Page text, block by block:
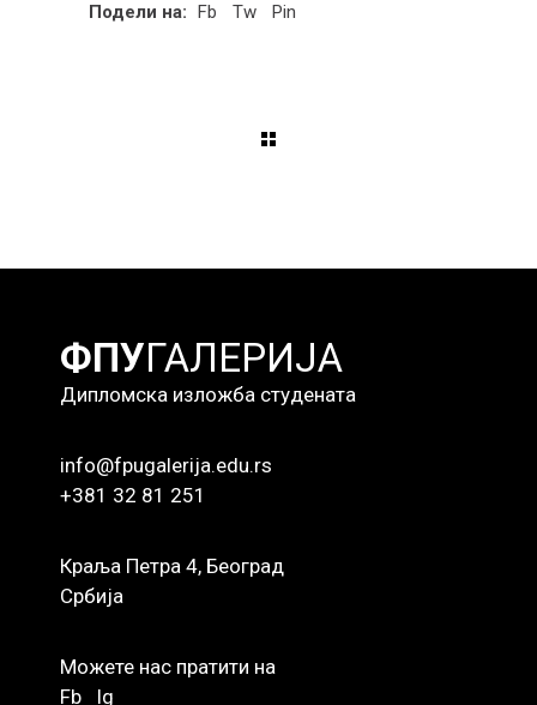
Подели на: Fb Tw Pin
ФПУГАЛЕРИЈА
Дипломска изложба студената
info@fpugalerija.edu.rs
+381 32 81 251
Краља Петра 4, Београд
Србија
Можете нас пратити на
Fb
Ig